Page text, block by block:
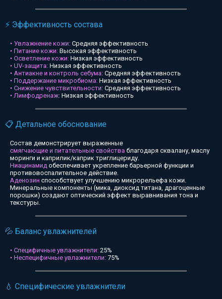
⚡ Эффективность состава
• Увлажнение кожи: Средняя эффективность
• Питание кожи: Высокая эффективность
• Осветление кожи: Низкая эффективность
• UV-защита: Низкая эффективность
• Антиакне и контроль себума: Средняя эффективность
• Поддержание микробиома: Низкая эффективность
• Снижение чувствительности: Средняя эффективность
• Лимфодренаж: Низкая эффективность
📋 Детальное обоснование
Состав демонстрирует выраженные
смягчающие и питательные свойства благодаря сквалану, маслу
моринги и каприлик/каприк триглицериду.
Ниацинамид обеспечивает укрепление барьерной функции и
противовоспалительное действие.
Аденозин способствует улучшению микрорельефа кожи.
Минеральные компоненты (мика, диоксид титана, драгоценные
порошки) создают оптический эффект выравнивания тона и
текстуры.
💦 Баланс увлажнителей
• Специфичные увлажнители: 25%
• Неспецифичные увлажнители: 75%
💧 Специфические увлажнители